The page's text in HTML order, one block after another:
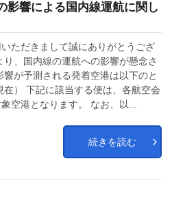
響による国内線運航に関し
ただきまして誠にありがとうござ
、国内線の運航への影響が懸念さ
が予測される発着空港は以下のと
） 下記に該当する便は、各航空会
空港となります。 なお、以...
続きを読む